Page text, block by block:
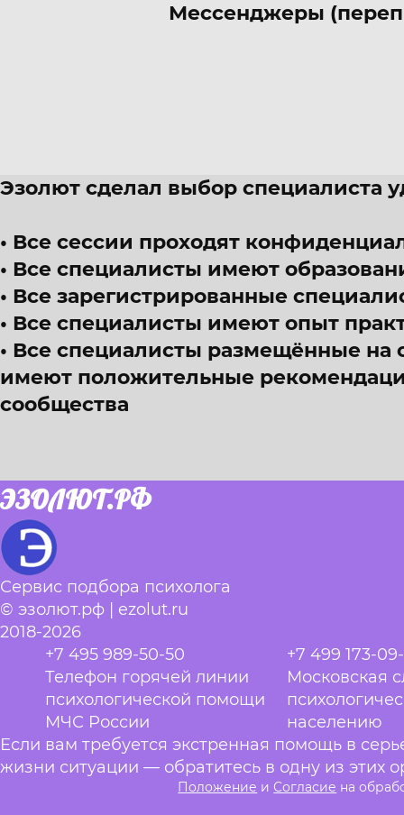
Мессенджеры
Эзолют сделал выбор специалиста
Все сессии проходят
Все специалисты имеют
Все зарегистрированные
Все специалисты имеют опыт
Все специалисты размещённые на
имеют положительные
сообщества
ЭЗОЛЮТ.РФ
Сервис подбора психолога
© эзолют.рф | ezolut.ru
2018-2026
+7 495 989-50-50
Телефон горячей линии
психологической помощи
МЧС России
+7 499 173-
Московская
населению
Если вам требуется экстренная помощь в
жизни ситуации — обратитесь в одну из этих
Положение и Согласие на